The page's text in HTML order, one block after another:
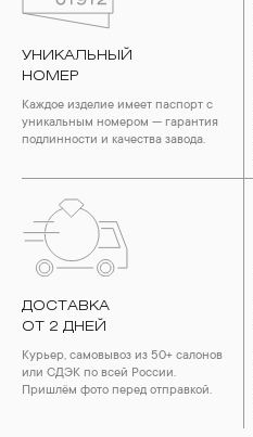
УНИКАЛЬНЫЙ
НОМЕР
Каждое изделие имеет паспорт с
уникальным номером — гарантия
подлинности и качества завода.
ДОСТАВКА
ОТ 2 ДНЕЙ
Курьер, самовывоз из 50+ салонов
или СДЭК по всей России.
Пришлём фото перед отправкой.